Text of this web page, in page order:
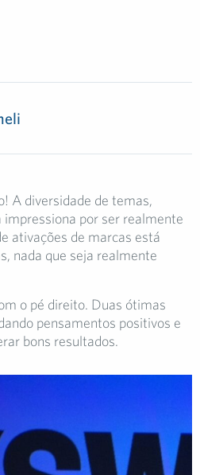
A diversidade de temas,
por ser realmente
ativações de marcas está
nada que seja realmente
o pé direito. Duas ótimas
pensamentos positivos e
bons resultados.